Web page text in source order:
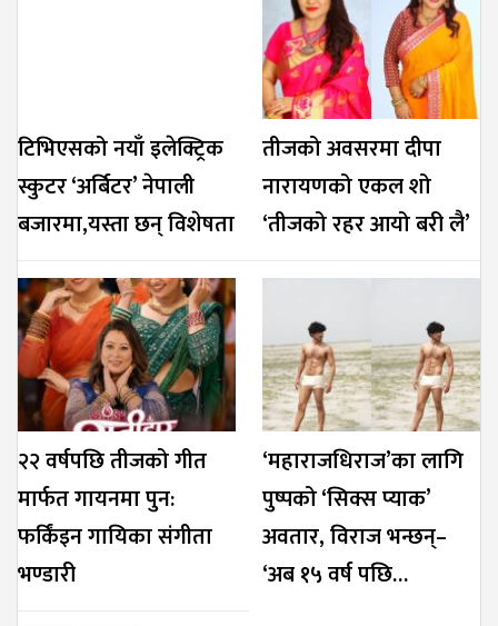
टिभिएसको नयाँ इलेक्ट्रिक
स्कुटर ‘अर्बिटर’ नेपाली
बजारमा,यस्ता छन् विशेषता
तीजको अवसरमा दीपा
नारायणको एकल शो
‘तीजको रहर आयो बरी लै’
२२ वर्षपछि तीजको गीत
मार्फत गायनमा पुन:
फर्किंइन गायिका संगीता
भण्डारी
‘महाराजधिराज’का लागि
पुष्पको ‘सिक्स प्याक’
अवतार, विराज भन्छन्–
‘अब १५ वर्ष पछि…